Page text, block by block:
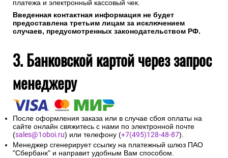
платежа и электронный кассовый чек.
Введенная контактная информация не будет
предоставлена третьим лицам за исключением
случаев, предусмотренных законодательством РФ.
3. Банковской картой через запрос
менеджеру
После оформления заказа или в случае сбоя оплаты на
сайте онлайн свяжитесь с нами по электронной почте
(sales@1oboi.ru) или телефону (+7(495)128-48-87).
Менеджер сгенерирует ссылку на платежный шлюз ПАО
"Сбербанк" и направит удобным Вам способом.